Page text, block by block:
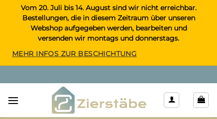
Inhalt
springen
Vom 20. Juli bis 14. August sind wir nicht erreichbar.
Bestellungen, die in diesem Zeitraum über unseren
Webshop aufgegeben werden, bearbeiten und
versenden wir montags und donnerstags.
MEHR INFOS ZUR BESCHICHTUNG